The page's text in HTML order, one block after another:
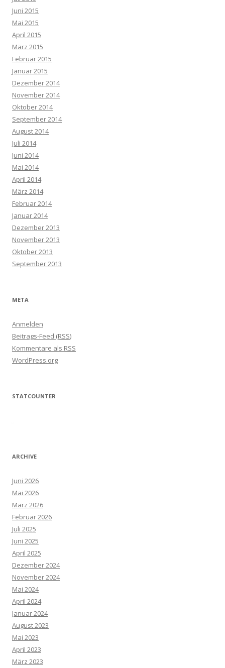
Juni 2015
Mai 2015
April 2015
März 2015
Februar 2015
Januar 2015
Dezember 2014
November 2014
Oktober 2014
September 2014
August 2014
Juli 2014
Juni 2014
Mai 2014
April 2014
März 2014
Februar 2014
Januar 2014
Dezember 2013
November 2013
Oktober 2013
September 2013
META
Anmelden
Beitrags-Feed (RSS)
Kommentare als RSS
WordPress.org
STATCOUNTER
ARCHIVE
Juni 2026
Mai 2026
März 2026
Februar 2026
Juli 2025
Juni 2025
April 2025
Dezember 2024
November 2024
Mai 2024
April 2024
Januar 2024
August 2023
Mai 2023
April 2023
März 2023